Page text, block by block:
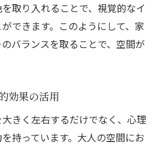
取り入れることで、視覚的なイ
できます。このようにして、家
バランスを取ることで、空間が
効果の活用
きく左右するだけでなく、心理
持っています。大人の空間にお